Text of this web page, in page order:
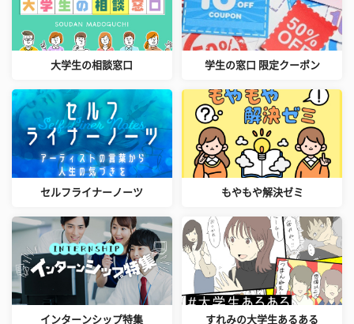
大学生の相談窓口 学生の窓口 限定クーポン
セルフライナーノーツ もやもや解決ゼミ
インターンシップ特集 すれみの大学生あるある